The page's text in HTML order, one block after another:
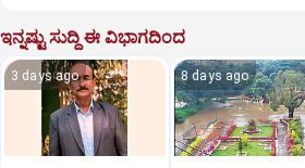
ಇನ್ನಷ್ಟು ಸುದ್ದಿ ಈ ವಿಭಾಗದಿಂದ
3 days ago 8 days ago